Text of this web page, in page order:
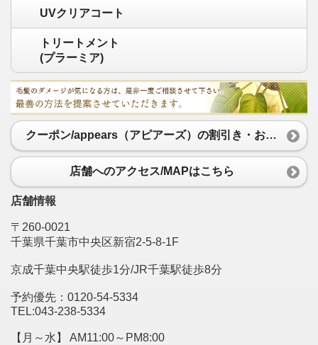
UVクリアコート
トリートメント
(プラーミア)
クーポン/appears（アピアーズ）の割引き・お得セットなどあなたに合ったメニュークーポンをご用意しております。
店舗へのアクセス/MAPはこちら
店舗情報
〒260-0021
千葉県千葉市中央区新宿2-5-8-1F
京成千葉中央駅徒歩1分/JR千葉駅徒歩8分
予約優先：0120-54-5334
TEL:043-238-5334
【月～水】 AM11:00～PM8:00